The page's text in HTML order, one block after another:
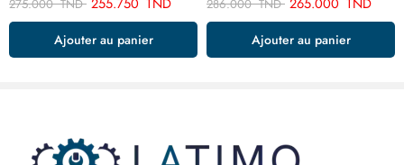
275.000TND
Ajouter au panier
286.000TND
Ajouter au panier